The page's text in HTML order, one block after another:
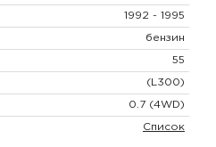
1992 - 1995
бензин
55
(L300)
0.7 (4WD)
Список